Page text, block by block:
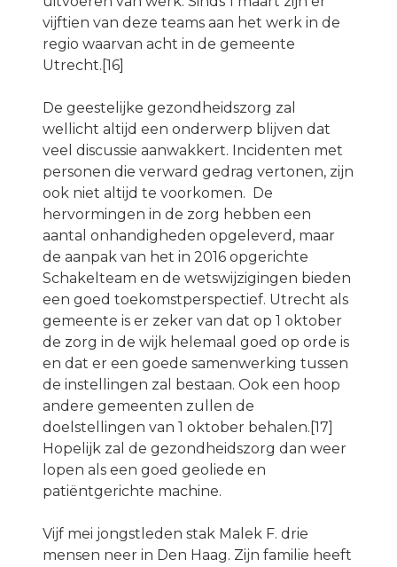
vijftien van deze teams aan het werk in de
regio waarvan acht in de gemeente
Utrecht.[16]
De geestelijke gezondheidszorg zal
wellicht altijd een onderwerp blijven dat
veel discussie aanwakkert. Incidenten met
personen die verward gedrag vertonen, zijn
ook niet altijd te voorkomen. De
hervormingen in de zorg hebben een
aantal onhandigheden opgeleverd, maar
de aanpak van het in 2016 opgerichte
Schakelteam en de wetswijzigingen bieden
een goed toekomstperspectief. Utrecht als
gemeente is er zeker van dat op 1 oktober
de zorg in de wijk helemaal goed op orde is
en dat er een goede samenwerking tussen
de instellingen zal bestaan. Ook een hoop
andere gemeenten zullen de
doelstellingen van 1 oktober behalen.[17]
Hopelijk zal de gezondheidszorg dan weer
lopen als een goed geoliede en
patiëntgerichte machine.
Vijf mei jongstleden stak Malek F. drie
mensen neer in Den Haag. Zijn familie heeft